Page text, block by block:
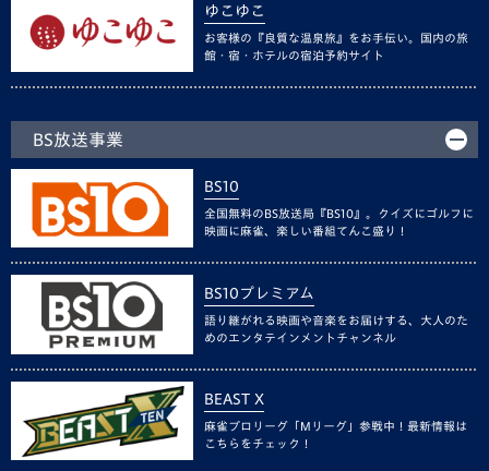
ゆこゆこ
お客様の『良質な温泉旅』をお手伝い。国内の旅
館・宿・ホテルの宿泊予約サイト
BS放送事業
BS10
全国無料のBS放送局『BS10』。クイズにゴルフに
映画に麻雀、楽しい番組てんこ盛り！
BS10プレミアム
語り継がれる映画や音楽をお届けする、大人のた
めのエンタテインメントチャンネル
BEAST X
麻雀プロリーグ「Mリーグ」参戦中！最新情報は
こちらをチェック！